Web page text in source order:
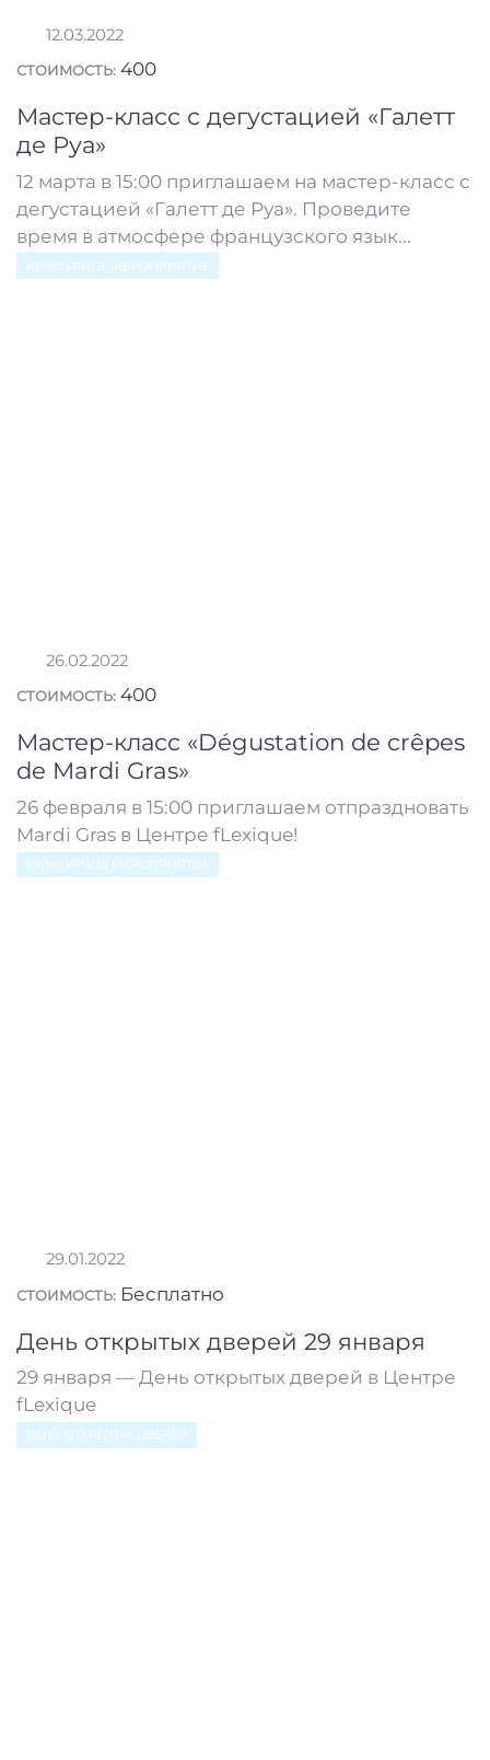
12.03.2022
СТОИМОСТЬ: 400
Мастер-класс с дегустацией «Галетт
де Руа»
12 марта в 15:00 приглашаем на мастер-класс с
дегустацией «Галетт де Руа». Проведите
время в атмосфере французского язык...
КУЛЬТУРНОЕ МЕРОПРИЯТИЕ
26.02.2022
СТОИМОСТЬ: 400
Мастер-класс «Dégustation de crêpes
de Mardi Gras»
26 февраля в 15:00 приглашаем отпраздновать
Mardi Gras в Центре fLexique!
КУЛЬТУРНОЕ МЕРОПРИЯТИЕ
29.01.2022
СТОИМОСТЬ: Бесплатно
День открытых дверей 29 января
29 января — День открытых дверей в Центре
fLexique
ДЕНЬ ОТКРЫТЫХ ДВЕРЕЙ